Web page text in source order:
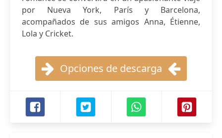
por Nueva York, París y Barcelona,
acompañados de sus amigos Anna, Étienne,
Lola y Cricket.
Opciones de descarga